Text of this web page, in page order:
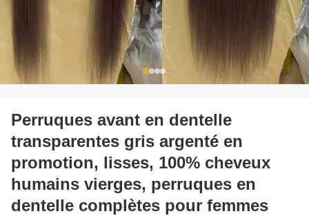
Perruques avant en dentelle
transparentes gris argenté en
promotion, lisses, 100% cheveux
humains vierges, perruques en
dentelle complètes pour femmes